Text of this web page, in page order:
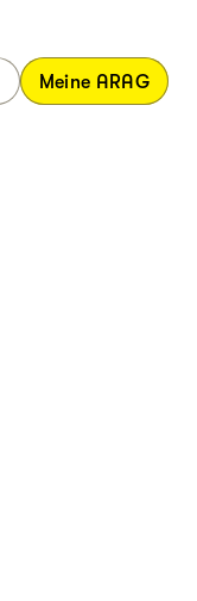
Meine ARAG